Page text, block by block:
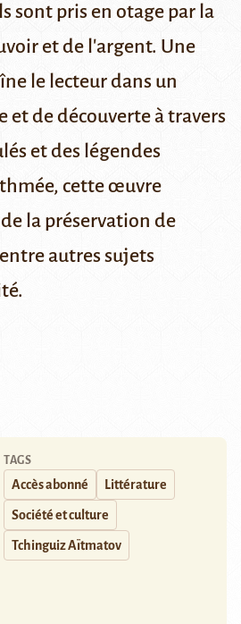
sont pris en otage par la
et de l'argent. Une
le lecteur dans un
et de découverte à travers
et des légendes
cette œuvre
la préservation de
autres sujets
TAGS
Accès abonné Littérature
Société et culture
Tchinguiz Aïtmatov